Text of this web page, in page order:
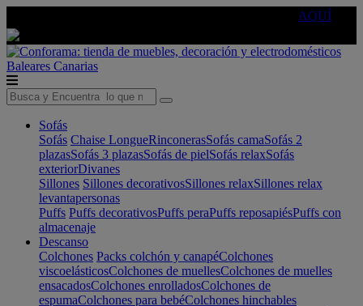
AQUÍ
Baleares Canarias
Sofás
Sofás Chaise LongueRinconerasSofás camaSofás 2
plazasSofás 3 plazasSofás de pielSofás relaxSofás
exteriorDivanes
Sillones Sillones decorativosSillones relaxSillones relax
levantapersonas
Puffs Puffs decorativosPuffs peraPuffs reposapiésPuffs con
almacenaje
Descanso
Colchones Packs colchón y canapéColchones
viscoelásticosColchones de muellesColchones de muelles
ensacadosColchones enrolladosColchones de
espumaColchones para bebéColchones hinchables